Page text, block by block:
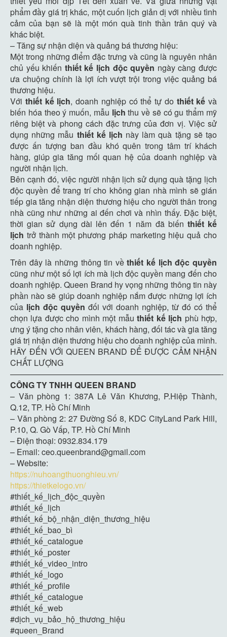
phẩm đầy giá trị khác, một cuốn lịch giản dị với nhiều tình
cảm của bạn sẽ là một món quà tinh thần trân quý và
khác biệt.
– Tăng sự nhận diện và quảng bá thương hiệu:
Một trong những điểm đặc trưng và cũng là nguyên nhân
chủ yếu khiến thiết kế lịch độc quyền ngày càng được
ưa chuộng chính là lợi ích vượt trội trong việc quảng bá
thương hiệu.
Với thiết kế lịch, doanh nghiệp có thể tự do thiết kế và
biến hóa theo ý muốn, mẫu lịch thu về sẽ có gu thẩm mỹ
riêng biệt và phong cách đặc trưng của đơn vị. Việc sử
dụng những mẫu thiết kế lịch này làm quà tặng sẽ tạo
được ấn tượng ban đầu khó quên trong tâm trí khách
hàng, giúp gia tăng mối quan hệ của doanh nghiệp và
người nhận lịch.
Bên cạnh đó, việc người nhận lịch sử dụng quà tặng lịch
độc quyền để trang trí cho không gian nhà mình sẽ gián
tiếp gia tăng nhận diện thương hiệu cho người thân trong
nhà cũng như những ai đến chơi và nhìn thấy. Đặc biệt,
thời gian sử dụng dài lên đến 1 năm đã biến thiết kế
lịch trở thành một phương pháp marketing hiệu quả cho
doanh nghiệp.
Trên đây là những thông tin vềthiết kế lịch độc quyền
cũng như một số lợi ích mà lịch độc quyền mang đến cho
doanh nghiệp. Queen Brand hy vọng những thông tin này
phần nào sẽ giúp doanh nghiệp nắm được những lợi ích
của lịch độc quyền đối với doanh nghiệp, từ đó có thể
chọn lựa được cho mình một mẫuthiết kế lịch phù hợp,
ưng ý tặng cho nhân viên, khách hàng, đối tác và gia tăng
giá trị nhận diện thương hiệu cho doanh nghiệp của mình.
HÃY ĐẾN VỚI QUEEN BRAND ĐỂ ĐƯỢC CẢM NHẬN
CHẤT LƯỢNG
——————————————————————————-
CÔNG TY TNHH QUEEN BRAND
– Văn phòng 1: 387A Lê Văn Khương, P.Hiệp Thành,
Q.12, TP. Hồ Chí Minh
– Văn phòng 2: 27 Đường Số 8, KDC CityLand Park Hill,
P.10, Q. Gò Vấp, TP. Hồ Chí Minh
– Điện thoại: 0932.834.179
– Email: ceo.queenbrand@gmail.com
– Website:
https://nuhoangthuonghieu.vn/
https://thietkelogo.vn/
#thiết_kế_lịch_độc_quyền
#thiết_kế_lịch
#thiết_kế_bộ_nhận_diện_thương_hiệu
#thiết_kế_bao_bì
#thiết_kế_catalogue
#thiết_kế_poster
#thiết_kế_video_intro
#thiết_kế_logo
#thiết_kế_profile
#thiết_kế_catalogue
#thiết_kế_web
#dịch_vụ_bảo_hộ_thương_hiệu
#queen_Brand